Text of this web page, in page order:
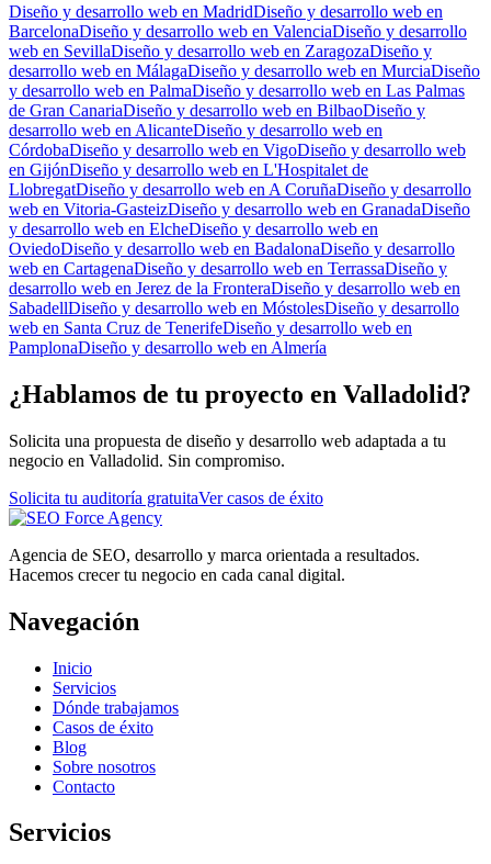
Diseño y desarrollo web en MadridDiseño y desarrollo web en
BarcelonaDiseño y desarrollo web en ValenciaDiseño y desarrollo
web en SevillaDiseño y desarrollo web en ZaragozaDiseño y
desarrollo web en MálagaDiseño y desarrollo web en MurciaDiseño
y desarrollo web en PalmaDiseño y desarrollo web en Las Palmas
de Gran CanariaDiseño y desarrollo web en BilbaoDiseño y
desarrollo web en AlicanteDiseño y desarrollo web en
CórdobaDiseño y desarrollo web en VigoDiseño y desarrollo web
en GijónDiseño y desarrollo web en L'Hospitalet de
LlobregatDiseño y desarrollo web en A CoruñaDiseño y desarrollo
web en Vitoria-GasteizDiseño y desarrollo web en GranadaDiseño
y desarrollo web en ElcheDiseño y desarrollo web en
OviedoDiseño y desarrollo web en BadalonaDiseño y desarrollo
web en CartagenaDiseño y desarrollo web en TerrassaDiseño y
desarrollo web en Jerez de la FronteraDiseño y desarrollo web en
SabadellDiseño y desarrollo web en MóstolesDiseño y desarrollo
web en Santa Cruz de TenerifeDiseño y desarrollo web en
PamplonaDiseño y desarrollo web en Almería
¿Hablamos de tu proyecto en Valladolid?
Solicita una propuesta de diseño y desarrollo web adaptada a tu
negocio en Valladolid. Sin compromiso.
Solicita tu auditoría gratuitaVer casos de éxito
Agencia de SEO, desarrollo y marca orientada a resultados.
Hacemos crecer tu negocio en cada canal digital.
Navegación
Inicio
Servicios
Dónde trabajamos
Casos de éxito
Blog
Sobre nosotros
Contacto
Servicios